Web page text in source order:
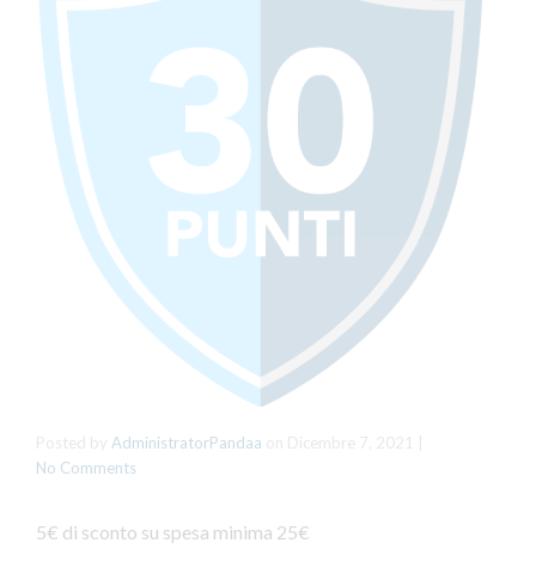
AdministratorPandaa
No Comments
5€ di sconto su spesa minima 25€